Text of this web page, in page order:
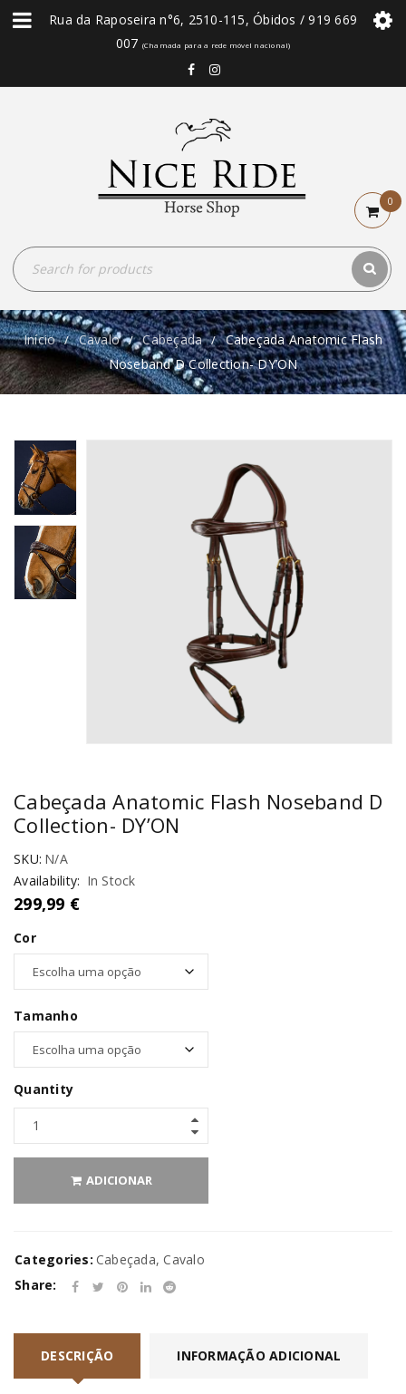
Rua da Raposeira n°6, 2510-115, Óbidos / 919 669
007 (Chamada para a rede móvel nacional)
0
Início / Cavalo / Cabeçada / Cabeçada Anatomic Flash
Noseband D Collection- DY’ON
Cabeçada Anatomic Flash Noseband D
Collection- DY’ON
SKU: N/A
Availability: In Stock
299,99 €
Cor
Tamanho
Quantity
ADICIONAR
Categories: Cabeçada,Cavalo
Share:
DESCRIÇÃO INFORMAÇÃO ADICIONAL